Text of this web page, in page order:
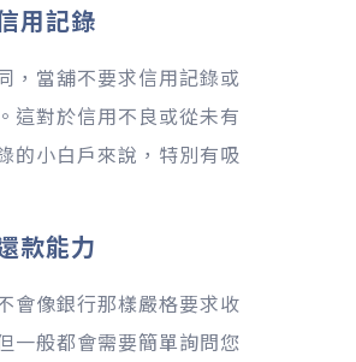
用記錄
，當舖不要求信用記錄或
這對於信用不良或從未有
的小白戶來說，特別有吸
款能力
會像銀行那樣嚴格要求收
一般都會需要簡單詢問您